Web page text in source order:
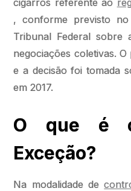
cigarros referente ao
, conforme previsto
Tribunal Federal sobre
negociações coletivas.
e a decisão foi tomada
em 2017.
O que é
Exceção?
Na modalidade de